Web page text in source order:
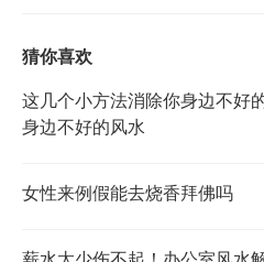
猜你喜欢
这几个小方法消除你身边不好
身边不好的风水
女性来例假能去烧香拜佛吗